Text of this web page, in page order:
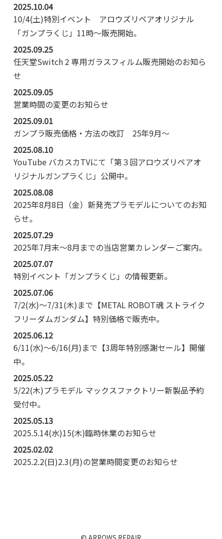
2025.10.04
10/4(土)特別イベント アロウズリペアオリジナル
「ガンプラくじ」11時～販売開始。
2025.09.25
任天堂Switch 2 専用ガラスフィルム販売開始のお知ら
せ
2025.09.05
営業時間の変更のお知らせ
2025.09.01
ガンプラ販売価格・方法の改訂 25年9月～
2025.08.10
YouTube バカスカTVにて「第３回アロウズリペアオ
リジナルガンプラくじ」公開中。
2025.08.08
2025年8月8日（金）新発売プラモデルについてのお知
らせ。
2025.07.29
2025年7月末～8月までの当店営業カレンダーご案内。
2025.07.07
特別イベント「ガンプラくじ」の情報更新。
2025.07.06
7/2(水)～7/31(木)まで【METAL ROBOT魂 ストライク
フリーダムガンダム】特別価格で販売中。
2025.06.12
6/11(水)～6/16(月)まで【3周年特別感謝セール】開催
中。
2025.05.22
5/22(木)プラモデル マックスファクトリー新製品予約
受付中。
2025.05.13
2025.5.14(水)15(木)臨時休業のお知らせ
2025.02.02
2025.2.2(日)2.3(月)の営業時間変更のお知らせ